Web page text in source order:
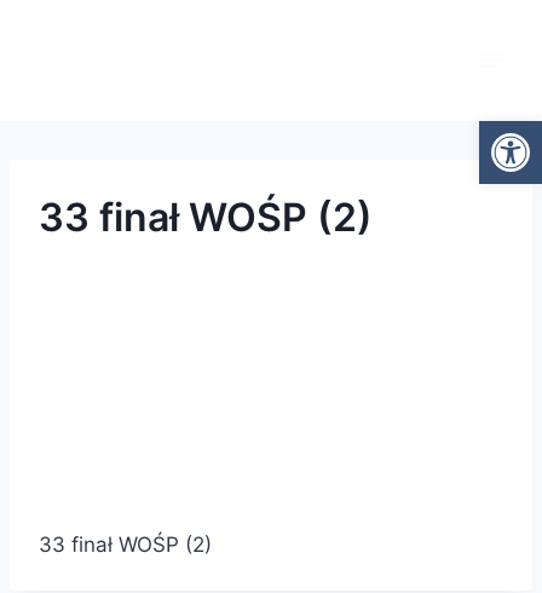
33 finał WOŚP (2)
33 finał WOŚP (2)